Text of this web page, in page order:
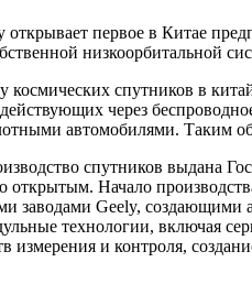
первое в Китае
низкоорбитальной
спутников в
через
автомобилями. Таким
спутников выдана
открытым. Начало
заводами Geely, создающими
технологии, включая
измерения и контроля,